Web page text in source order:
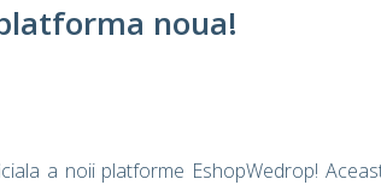
noua!
a noii platforme EshopWedrop!